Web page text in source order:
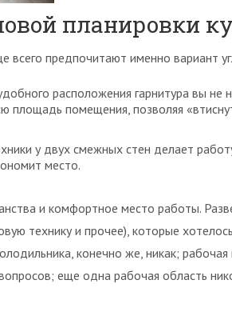
планировки
всего предпочитают именно вариант
расположения гарнитура вы
площадь помещения, позволяя
у двух смежных стен делает
место.
и комфортное место работы.
технику и прочее), которые
конечно же, никак;
еще одна рабочая область